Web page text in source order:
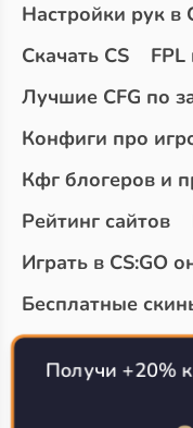
Настройки рук в
Скачать CS
FPL
Лучшие CFG по
Конфиги про
Кфг блогеров и
Рейтинг сайтов
Играть в CS:GO
Бесплатные
Топ сайтов с
Получи +20%